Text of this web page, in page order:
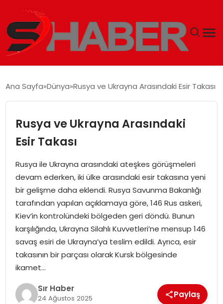
MAGAZIN
TEKNOLOJI
EKONOMI
SIYASET
EĞITIM
YAŞAM
Ana Sayfa Dünya Rusya ve Ukrayna Arasındaki Esir Takası
Rusya ve Ukrayna Arasındaki
Esir Takası
Rusya ile Ukrayna arasındaki ateşkes görüşmeleri
devam ederken, iki ülke arasındaki esir takasına yeni
bir gelişme daha eklendi. Rusya Savunma Bakanlığı
tarafından yapılan açıklamaya göre, 146 Rus askeri,
Kiev’in kontrolündeki bölgeden geri döndü. Bunun
karşılığında, Ukrayna Silahlı Kuvvetleri’ne mensup 146
savaş esiri de Ukrayna’ya teslim edildi. Ayrıca, esir
takasının bir parçası olarak Kursk bölgesinde
ikamet…
Sır Haber
24 Ağustos 2025 Paylaş